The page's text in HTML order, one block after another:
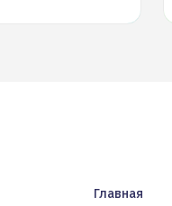
Главная